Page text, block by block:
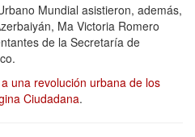
Mundial asistieron, además,
Ma Victoria Romero
de la Secretaría de
una revolución urbana de los
Ciudadana.